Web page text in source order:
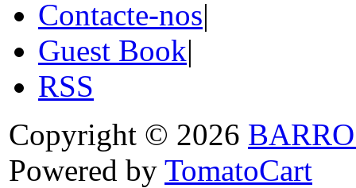
Contacte-nos|
Guest Book|
RSS
Copyright © 2026
Powered by TomatoCart